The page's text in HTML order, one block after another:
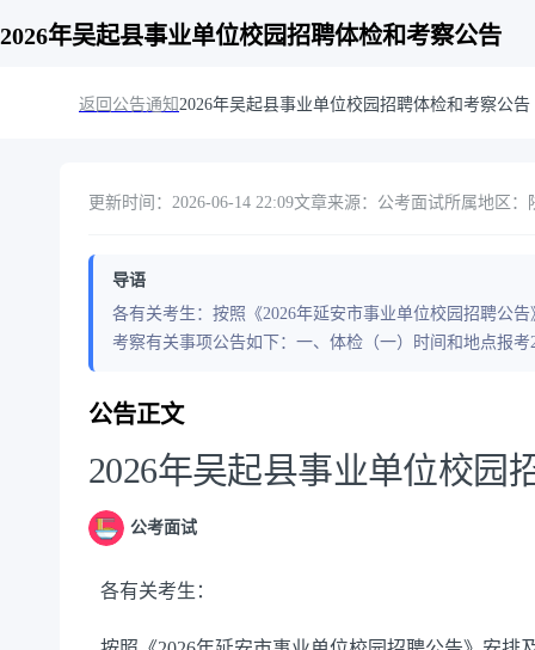
2026年吴起县事业单位校园招聘体检和考察公告
返回公告通知2026年吴起县事业单位校园招聘体检和考察公告
更新时间：2026-06-14 22:09文章来源：公考面试所属地区：
导语
各有关考生：按照《2026年延安市事业单位校园招聘公
考察有关事项公告如下：一、体检（一）时间和地点报
公告正文
2026年吴起县事业单位校园
公考面试
各有关考生：